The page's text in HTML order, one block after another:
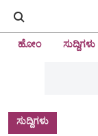
ಹೋಂ ಸುದ್ದಿಗಳು
ಸುದ್ದಿಗಳು